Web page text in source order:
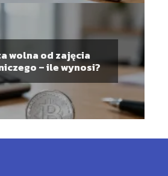
wolna od zajęcia
– ile wynosi?